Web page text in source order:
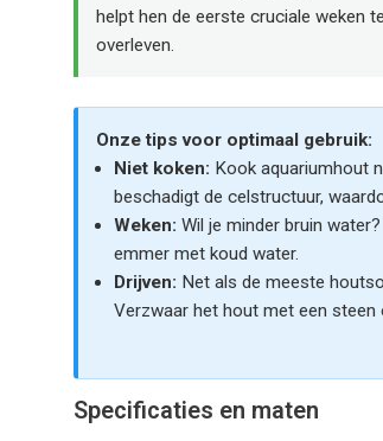
helpt hen de eerste cruciale weken te
overleven.
Onze tips voor optimaal gebruik:
Niet koken: Kook aquariumhout
beschadigt de celstructuur,
Weken: Wil je minder bruin
emmer met koud water.
Drijven: Net als de meeste
Verzwaar het hout met een steen
Specificaties en maten